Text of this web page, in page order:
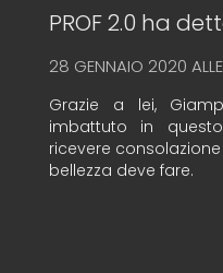
PROF 2.0 ha
28 GENNAIO 2020 ALLE
Grazie a lei,
imbattuto in
ricevere
bellezza deve fare.